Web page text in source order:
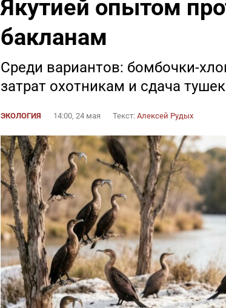
Якутией опытом
бакланам
Среди вариантов: бомбочки-
затрат охотникам и сдача
ЭКОЛОГИЯ 14:00, 24 мая Текст: Алексей Рудых